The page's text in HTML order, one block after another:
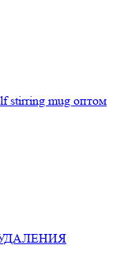
stirring mug оптом